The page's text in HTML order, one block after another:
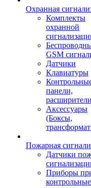
Охранная
Комплекты
охранной
GSM
Датчики
Клавиатуры
панели,
расширители
Аксессуары
(Боксы,
Пожарная
Датчики
Приборы
контрольные